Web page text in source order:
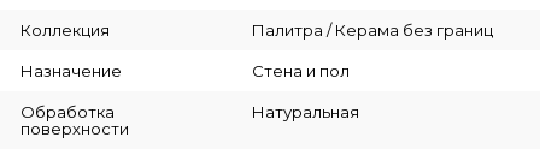
Коллекция Палитра / Керама без границ
Назначение Стена и пол
Обработка
поверхности
Натуральная